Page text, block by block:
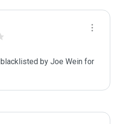
by Joe Wein for